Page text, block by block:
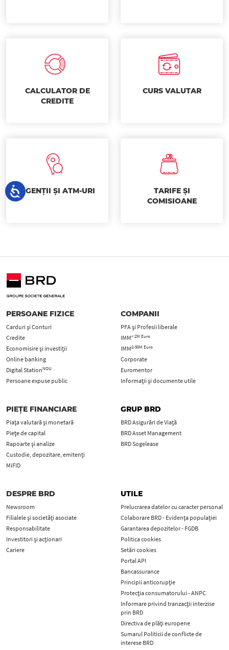
CALCULATOR DE
CREDITE
CURS VALUTAR
AGENȚII ȘI ATM-URI
TARIFE ȘI
COMISIOANE
PERSOANE FIZICE
Carduri şi Conturi
Credite
Economisire și investiții
Online banking
Digital StationNOU
Persoane expuse public
COMPANII
PFA şi Profesii liberale
IMM< 2M Euro
IMM2-50M Euro
Corporate
Euromentor
Informații și documente utile
PIEȚE FINANCIARE
Piața valutară și monetară
Piețe de capital
Rapoarte și analize
Custodie, depozitare, emitenți
MiFID
GRUP BRD
BRD Asigurări de Viață
BRD Asset Management
BRD Sogelease
DESPRE BRD
Newsroom
Filialele și societăți asociate
Responsabilitate
Investitori și acționari
Cariere
UTILE
Prelucrarea datelor cu caracter personal
Colaborare BRD - Evidența populației
Garantarea depozitelor - FGDB
Politica cookies
Setări cookies
Portal API
Bancassurance
Principii anticorupţie
Protecţia consumatorului - ANPC
Informare privind tranzacții interzise
prin BRD
Directiva de plăți europene
Sumarul Politicii de conflicte de
interese BRD